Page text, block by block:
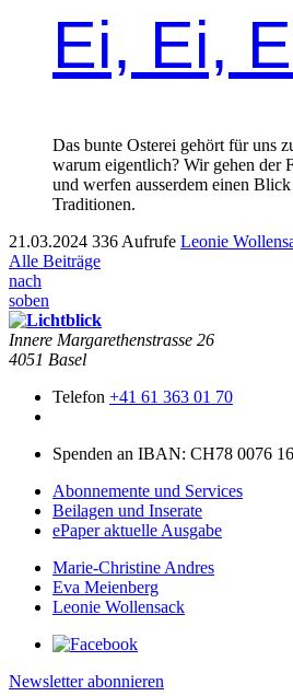
Ei, Ei,
Das bunte Osterei gehört für uns
warum eigentlich? Wir gehen der
und werfen ausserdem einen
Traditionen.
21.03.2024 336 Aufrufe Leonie
Alle Beiträge
nach
soben
Innere Mar­garethen­strasse 26
4051 Basel
Telefon +41 61 363 01 70
Spenden an IBAN: CH78 0076
Abonnemente und Services
Beilagen und Inserate
ePaper aktuelle Ausgabe
Marie-Christine Andres
Eva Meienberg
Leonie Wollensack
Newsletter abonnieren